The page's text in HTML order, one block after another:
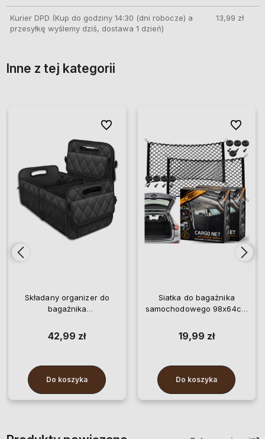
Kurier DPD (Kup do godziny 14:30 (dni robocze) a
przesyłkę wyślemy dziś, dostawa 1 dzień)
13,99 zł
Inne z tej kategorii
Składany organizer do
bagażnika
kieszeniami pikowany
42,99 zł
Do koszyka
Do ulubionych
Do ulubionych
Siatka do bagażnika
samochodowego 98x64cm
elastyczna bagażowa
19,99 zł
Do koszyka
Do
Do